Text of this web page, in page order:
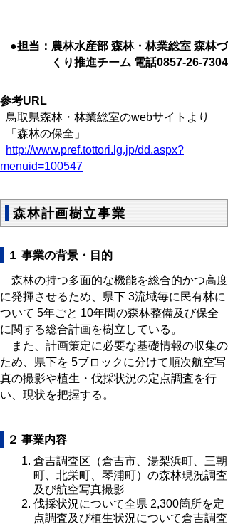
●担当：農林水産部 森林・林業総室 森林づ
くり推進チーム 電話0857-26-7304
参考URL
鳥取県森林・林業総室のwebサイトより
「森林の保全」
http://www.pref.tottori.lg.jp/dd.aspx?
menuid=100547
森林計画樹立事業
１ 事業の背景・目的
森林の持つ多面的な機能を総合的かつ高度
に発揮させるため、県下 3流域毎に民有林に
ついて 5年ごと 10年間の森林整備及び保全
に関する総合計画を樹立している。
また、計画策定に必要な基礎情報の収集の
ため、県下を 5ブロックに分けて順次航空写
真の撮影や植生・伐採状況の定点調査を行
い、現状を把握する。
２ 事業内容
倉吉調査区（倉吉市、湯梨浜町、三朝
町、北栄町、琴浦町）の森林現況調査
及び航空写真撮影
伐採状況について全県 2,300箇所を定
点調査及び植生状況について倉吉調査